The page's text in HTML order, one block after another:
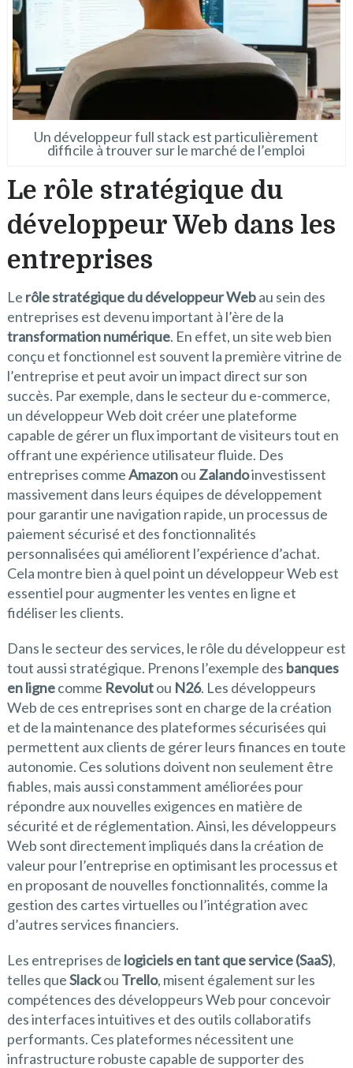
Un développeur full stack est particulièrement
difficile à trouver sur le marché de l’emploi
Le rôle stratégique du
développeur Web dans les
entreprises
Le rôle stratégique du développeur Webau sein des
entreprises est devenu important à l’ère de la
transformation numérique. En effet, un site web bien
conçu et fonctionnel est souvent la première vitrine de
l’entreprise et peut avoir un impact direct sur son
succès. Par exemple, dans le secteur du e-commerce,
un développeur Web doit créer une plateforme
capable de gérer un flux important de visiteurs tout en
offrant une expérience utilisateur fluide. Des
entreprises commeAmazonou Zalandoinvestissent
massivement dans leurs équipes de développement
pour garantir une navigation rapide, un processus de
paiement sécurisé et des fonctionnalités
personnalisées qui améliorent l’expérience d’achat.
Cela montre bien à quel point un développeur Web est
essentiel pour augmenter les ventes en ligne et
fidéliser les clients.
Dans le secteur des services, le rôle du développeur est
tout aussi stratégique. Prenons l’exemple des banques
en lignecomme Revolutou N26. Les développeurs
Web de ces entreprises sont en charge de la création
et de la maintenance des plateformes sécurisées qui
permettent aux clients de gérer leurs finances en toute
autonomie. Ces solutions doivent non seulement être
fiables, mais aussi constamment améliorées pour
répondre aux nouvelles exigences en matière de
sécurité et de réglementation. Ainsi, les développeurs
Web sont directement impliqués dans la création de
valeur pour l’entreprise en optimisant les processus et
en proposant de nouvelles fonctionnalités, comme la
gestion des cartes virtuelles ou l’intégration avec
d’autres services financiers.
Les entreprises de logiciels en tant que service (SaaS),
telles queSlackou Trello, misent également sur les
compétences des développeurs Web pour concevoir
des interfaces intuitives et des outils collaboratifs
performants. Ces plateformes nécessitent une
infrastructure robuste capable de supporter des